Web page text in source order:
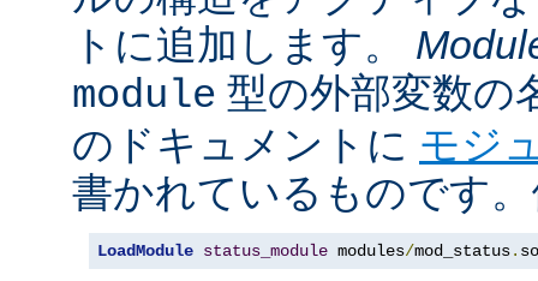
トに追加します。
module 型の外部変数の
のドキュメントに モジ
書かれているものです
LoadModule status_module modules/mod_status. so